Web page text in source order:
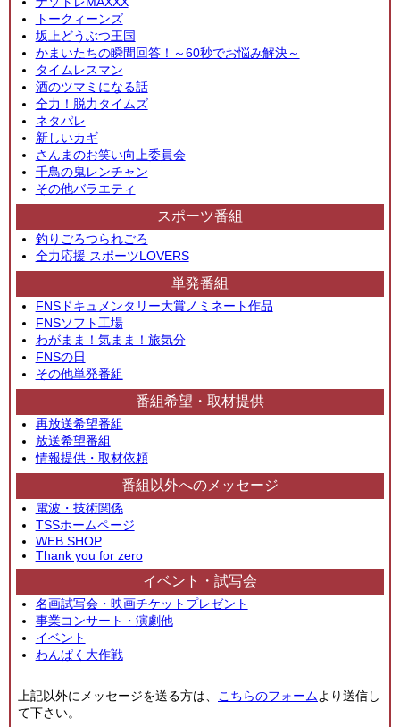
トークィーンズ
坂上どうぶつ王国
かまいたちの瞬間回答！～60秒でお悩み解決～
タイムレスマン
酒のツマミになる話
全力！脱力タイムズ
ネタパレ
新しいカギ
さんまのお笑い向上委員会
千鳥の鬼レンチャン
その他バラエティ
スポーツ番組
釣りごろつられごろ
全力応援 スポーツLOVERS
単発番組
FNSドキュメンタリー大賞ノミネート作品
FNSソフト工場
わがまま！気まま！旅気分
FNSの日
その他単発番組
番組希望・取材提供
再放送希望番組
放送希望番組
情報提供・取材依頼
番組以外へのメッセージ
電波・技術関係
TSSホームページ
WEB SHOP
Thank you for zero
イベント・試写会
名画試写会・映画チケットプレゼント
事業コンサート・演劇他
イベント
わんぱく大作戦
上記以外にメッセージを送る方は、 こちらのフォームより送信し
て下さい。